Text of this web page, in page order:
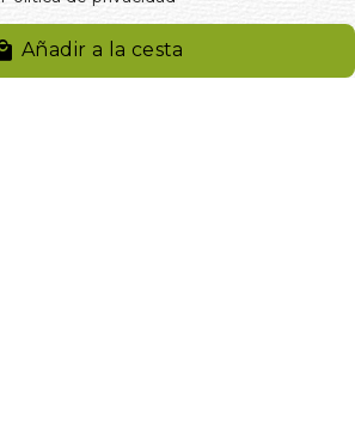
Añadir a la cesta